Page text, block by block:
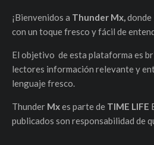
¡Bienvenidos a Thunder Mx,donde
con un toque fresco y fácil de
El objetivo de esta plataforma es
lectores información relevante y
lenguaje fresco.
Thunder Mxes parte de TIME LIFE
publicados son responsabilidad de